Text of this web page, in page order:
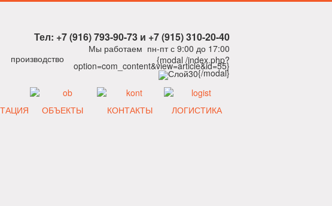
Тел: +7 (916) 793-90-73 и +7 (915) 310-20-40
Мы работаем пн-пт с 9:00 до 17:00
{modal /index.php?
option=com_content&view=article&id=55}
{/modal}
ОБЪЕКТЫ КОНТАКТЫ ЛОГИСТИКА